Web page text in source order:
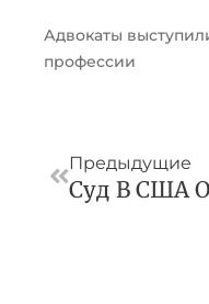
Адвокаты
профессии
Предыдущие